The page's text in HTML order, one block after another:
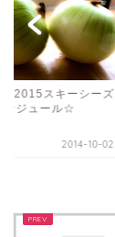
2015スキーシーズ
ケジュール☆
2014-10-02